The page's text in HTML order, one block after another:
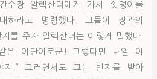
수장 알렉산더에게 가서 쇳덩이를
하라고 명령했다. 그들이 장관의
를 주자 알렉산더는 이렇게 말했다.
은 이단이로군! 그렇다면 내일 이
지.” 그러면서도 그는 반지를 받아